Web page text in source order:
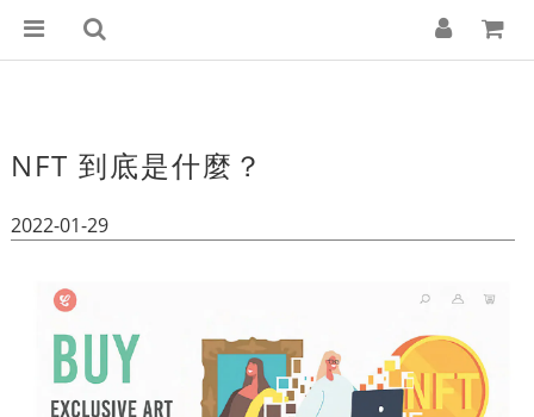
NFT 到底是什麼？
2022-01-29